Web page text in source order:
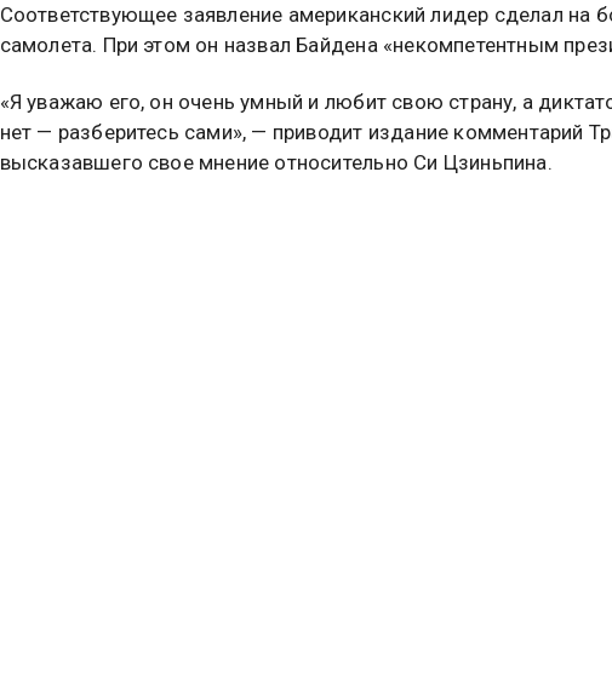
Соответствующее заявление американский лидер сделал на
самолета. При этом он назвал Байдена «некомпетентным
«Я уважаю его, он очень умный и любит свою страну, а
нет — разберитесь сами», — приводит издание комментарий
высказавшего свое мнение относительно Си Цзиньпина.